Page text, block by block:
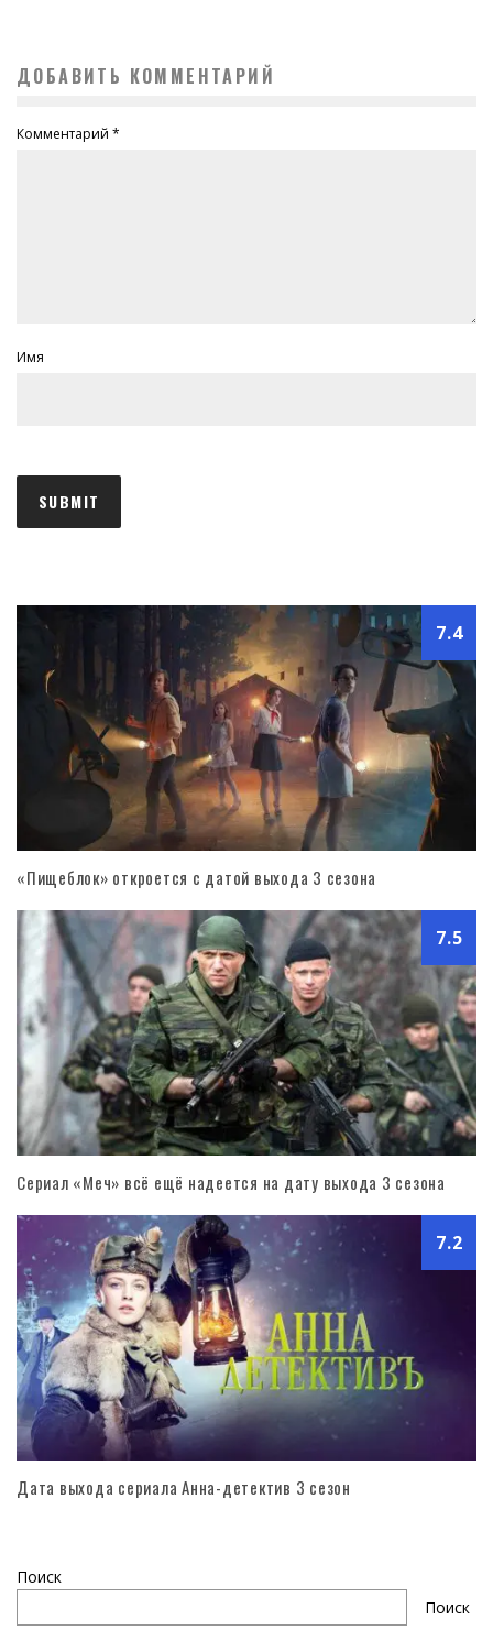
ДОБАВИТЬ КОММЕНТАРИЙ
Комментарий *
Имя
7.4
«Пищеблок» откроется с датой выхода 3 сезона
7.5
Сериал «Меч» всё ещё надеется на дату выхода 3 сезона
7.2
Дата выхода сериала Анна-детектив 3 сезон
Поиск
Поиск